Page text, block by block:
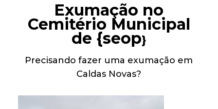
Exumação no
Cemitério Municipal
de {seop}
Precisando fazer uma exumação em
Caldas Novas?